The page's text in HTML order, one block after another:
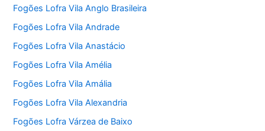
Fogões Lofra Vila Anglo Brasileira
Fogões Lofra Vila Andrade
Fogões Lofra Vila Anastácio
Fogões Lofra Vila Amélia
Fogões Lofra Vila Amália
Fogões Lofra Vila Alexandria
Fogões Lofra Várzea de Baixo